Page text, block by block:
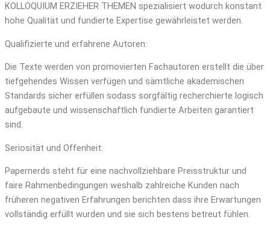
KOLLOQUIUM ERZIEHER THEMEN spezialisiert wodurch konstant
hohe Qualität und fundierte Expertise gewährleistet werden.
Qualifizierte und erfahrene Autoren:
Die Texte werden von promovierten Fachautoren erstellt die über
tiefgehendes Wissen verfügen und sämtliche akademischen
Standards sicher erfüllen sodass sorgfältig recherchierte logisch
aufgebaute und wissenschaftlich fundierte Arbeiten garantiert
sind.
Seriosität und Offenheit:
Papernerds steht für eine nachvollziehbare Preisstruktur und
faire Rahmenbedingungen weshalb zahlreiche Kunden nach
früheren negativen Erfahrungen berichten dass ihre Erwartungen
vollständig erfüllt wurden und sie sich bestens betreut fühlen.